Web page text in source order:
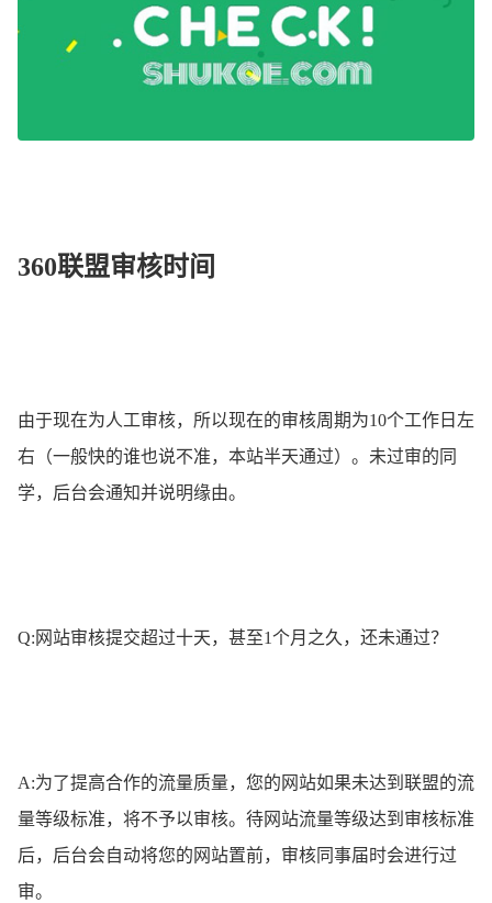
360联盟审核时间
由于现在为人工审核，所以现在的审核周期为10个工作日左
右（一般快的谁也说不准，本站半天通过）。未过审的同
学，后台会通知并说明缘由。
Q:网站审核提交超过十天，甚至1个月之久，还未通过？
A:为了提高合作的流量质量，您的网站如果未达到联盟的流
量等级标准，将不予以审核。待网站流量等级达到审核标准
后，后台会自动将您的网站置前，审核同事届时会进行过
审。